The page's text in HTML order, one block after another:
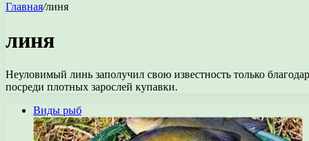
Главная/линя
линя
Неуловимый линь заполучил свою известность только
посреди плотных зарослей купавки.
Виды рыб